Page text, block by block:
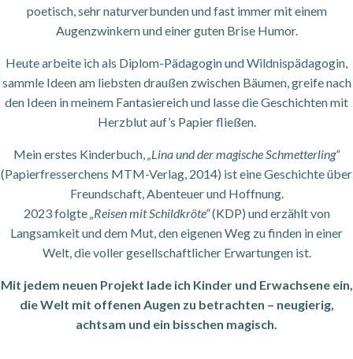
poetisch, sehr naturverbunden und fast immer mit einem
Augenzwinkern und einer guten Brise Humor.
Heute arbeite ich als Diplom-Pädagogin und Wildnispädagogin,
sammle Ideen am liebsten draußen zwischen Bäumen, greife nach
den Ideen in meinem Fantasiereich und lasse die Geschichten mit
Herzblut auf’s Papier fließen.
Mein erstes Kinderbuch,„Lina und der magische Schmetterling“
(Papierfresserchens MTM-Verlag, 2014) ist eine Geschichte über
Freundschaft, Abenteuer und Hoffnung.
2023 folgte„Reisen mit Schildkröte“(KDP) und erzählt von
Langsamkeit und dem Mut, den eigenen Weg zu finden in einer
Welt, die voller gesellschaftlicher Erwartungen ist.
Mit jedem neuen Projekt lade ich Kinder und Erwachsene ein,
die Welt mit offenen Augen zu betrachten – neugierig,
achtsam und ein bisschen magisch.